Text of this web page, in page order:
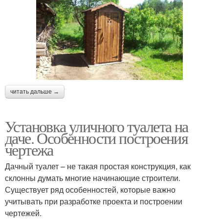
читать дальше →
Установка уличного туалета на
даче. Особенности построения
чертежа
Дачный туалет – не такая простая конструкция, как
склонны думать многие начинающие строители.
Существует ряд особенностей, которые важно
учитывать при разработке проекта и построении
чертежей.